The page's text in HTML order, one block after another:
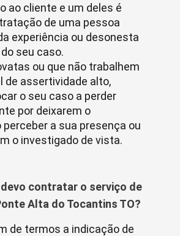
ao cliente e um deles é
de uma pessoa
experiência ou desonesta
seu caso.
ou que não trabalhem
de assertividade alto,
o seu caso a perder
por deixarem o
a sua presença ou
o investigado de vista.
devo contratar o serviço de
Alta do Tocantins TO?
de termos a indicação de